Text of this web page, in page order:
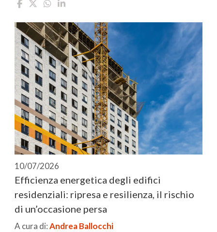
10/07/2026
Efficienza energetica degli edifici
residenziali: ripresa e resilienza, il rischio
di un’occasione persa
A cura di:Andrea Ballocchi